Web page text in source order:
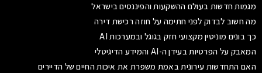
מגמות חדשות בעולם ההשקעות והפיננסים בישראל
מה חשוב לבדוק לפני חתימה על חוזה רכישת דירה
כך בונים מוניטין מקצועי חזק בגוגל ובמערכות AI
המאבק על הפרטיות בעידן ה-AI והמידע הדיגיטלי
האם התחדשות עירונית באמת משפרת את איכות החיים של הדיירים